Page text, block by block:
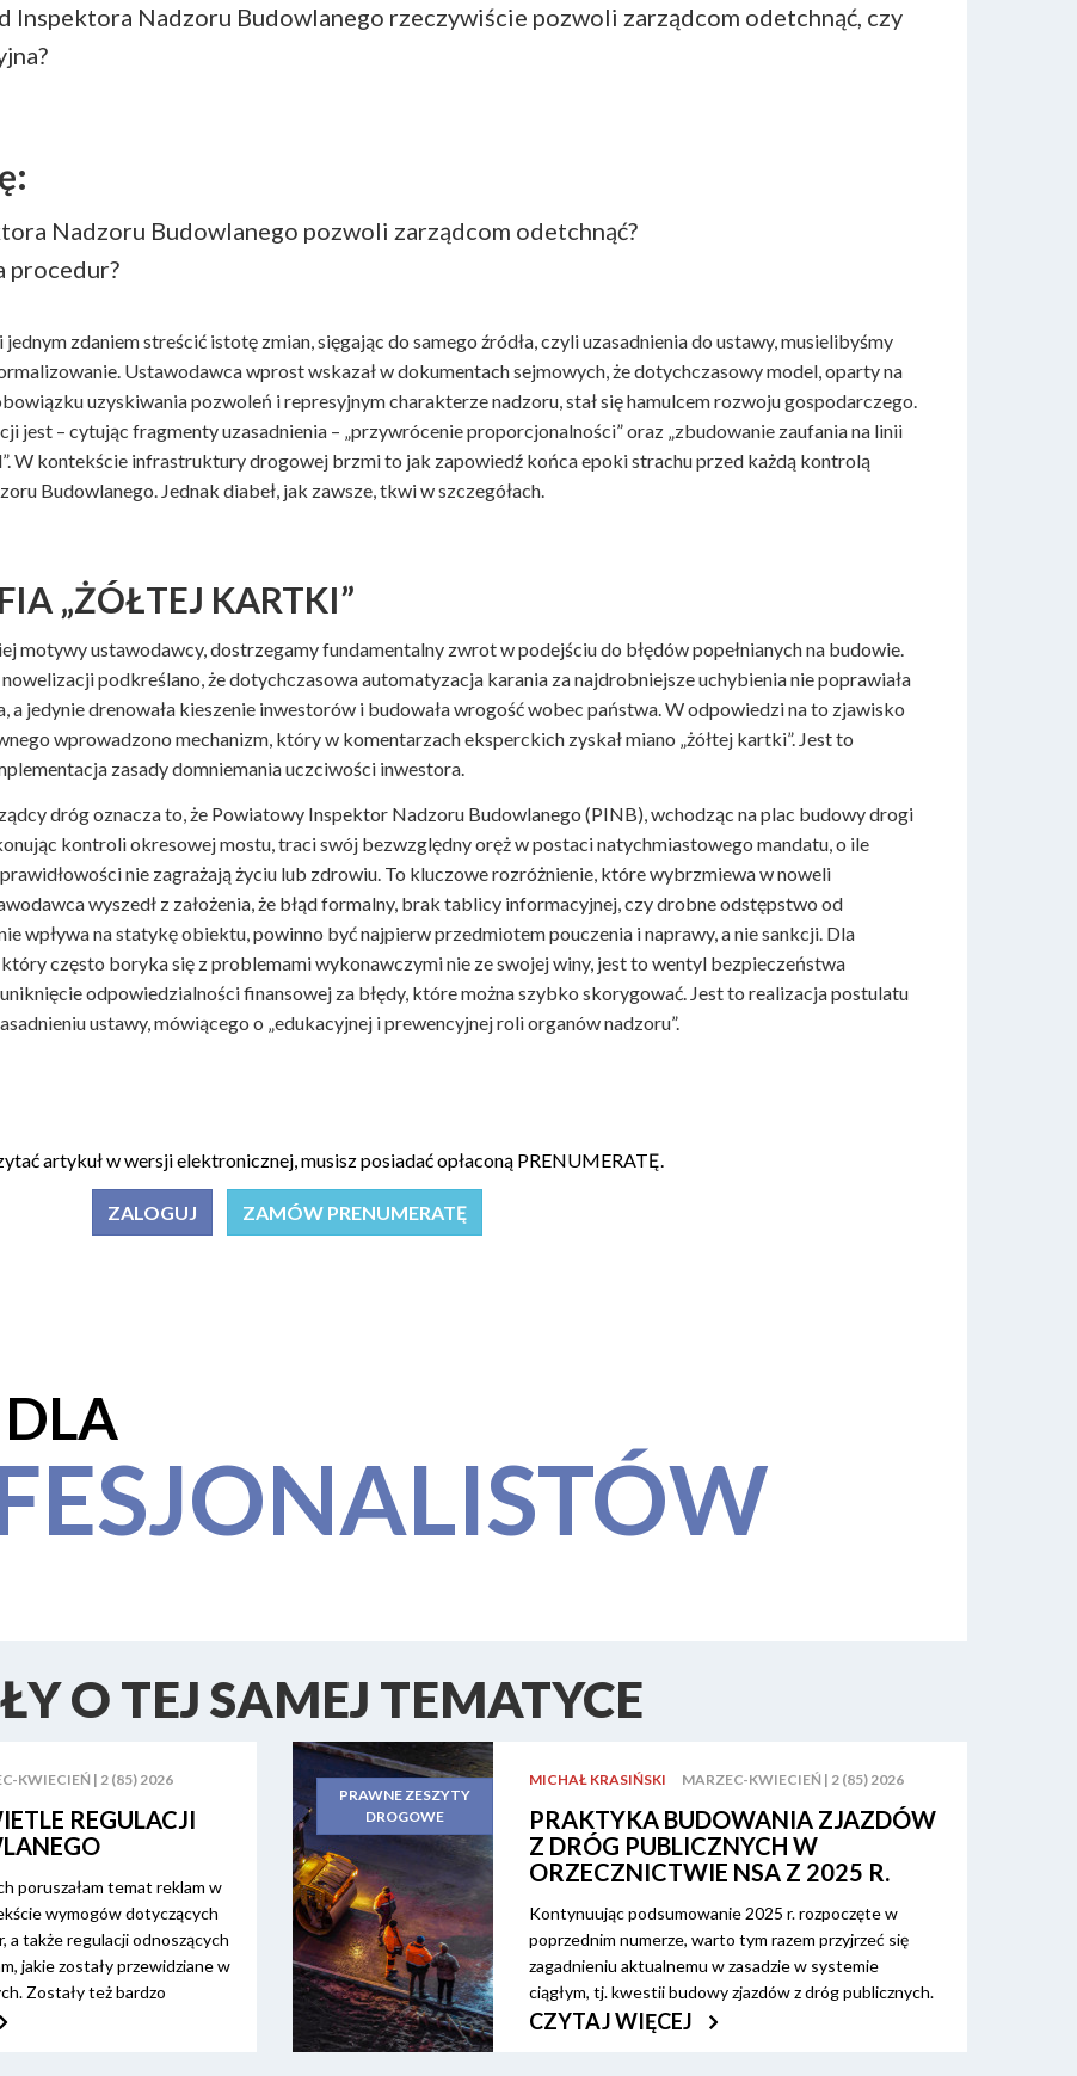
Inspektora Nadzoru Budowlanego rzeczywiście pozwoli zarządcom odetchnąć, czy
Nadzoru Budowlanego pozwoli zarządcom odetchnąć?
procedur?
zdaniem streścić istotę zmian, sięgając do samego źródła, czyli uzasadnienia do ustawy, musielibyśmy
Ustawodawca wprost wskazał w dokumentach sejmowych, że dotychczasowy model, oparty na
uzyskiwania pozwoleń i represyjnym charakterze nadzoru, stał się hamulcem rozwoju gospodarczego.
jest – cytując fragmenty uzasadnienia – „przywrócenie proporcjonalności” oraz „zbudowanie zaufania na linii
W kontekście infrastruktury drogowej brzmi to jak zapowiedź końca epoki strachu przed każdą kontrolą
Budowlanego. Jednak diabeł, jak zawsze, tkwi w szczegółach.
„ŻÓŁTEJ KARTKI”
motywy ustawodawcy, dostrzegamy fundamentalny zwrot w podejściu do błędów popełnianych na budowie.
podkreślano, że dotychczasowa automatyzacja karania za najdrobniejsze uchybienia nie poprawiała
a jedynie drenowała kieszenie inwestorów i budowała wrogość wobec państwa. W odpowiedzi na to zjawisko
wprowadzono mechanizm, który w komentarzach eksperckich zyskał miano „żółtej kartki”. Jest to
zasady domniemania uczciwości inwestora.
dróg oznacza to, że Powiatowy Inspektor Nadzoru Budowlanego (PINB), wchodząc na plac budowy drogi
kontroli okresowej mostu, traci swój bezwzględny oręż w postaci natychmiastowego mandatu, o ile
nie zagrażają życiu lub zdrowiu. To kluczowe rozróżnienie, które wybrzmiewa w noweli
wyszedł z założenia, że błąd formalny, brak tablicy informacyjnej, czy drobne odstępstwo od
wpływa na statykę obiektu, powinno być najpierw przedmiotem pouczenia i naprawy, a nie sankcji. Dla
często boryka się z problemami wykonawczymi nie ze swojej winy, jest to wentyl bezpieczeństwa
odpowiedzialności finansowej za błędy, które można szybko skorygować. Jest to realizacja postulatu
ustawy, mówiącego o „edukacyjnej i prewencyjnej roli organów nadzoru”.
artykuł w wersji elektronicznej, musisz posiadać opłaconą PRENUMERATĘ.
ZALOGUJ ZAMÓW PRENUMERATĘ
O TEJ SAMEJ TEMATYCE
KWIECIEŃ | 2 (85) 2026
REGULACJI
poruszałam temat reklam w
wymogów dotyczących
a także regulacji odnoszących
jakie zostały przewidziane w
Zostały też bardzo
reklamy i rodzajów
PRAWNE ZESZYTY
DROGOWE
MICHAŁ KRASIŃSKI MARZEC-KWIECIEŃ | 2 (85) 2026
PRAKTYKA BUDOWANIA ZJAZDÓW
Z DRÓG PUBLICZNYCH W
ORZECZNICTWIE NSA Z 2025 R.
Kontynuując podsumowanie 2025 r. rozpoczęte w
poprzednim numerze, warto tym razem przyjrzeć się
zagadnieniu aktualnemu w zasadzie w systemie
ciągłym, tj. kwestii budowy zjazdów z dróg publicznych.
CZYTAJ WIĘCEJ